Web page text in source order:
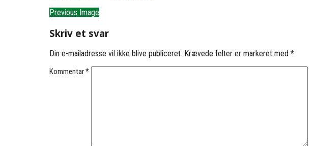
Previous Image
Skriv et svar
Din e-mailadresse vil ikke blive publiceret. Krævede felter er markeret med *
Kommentar*